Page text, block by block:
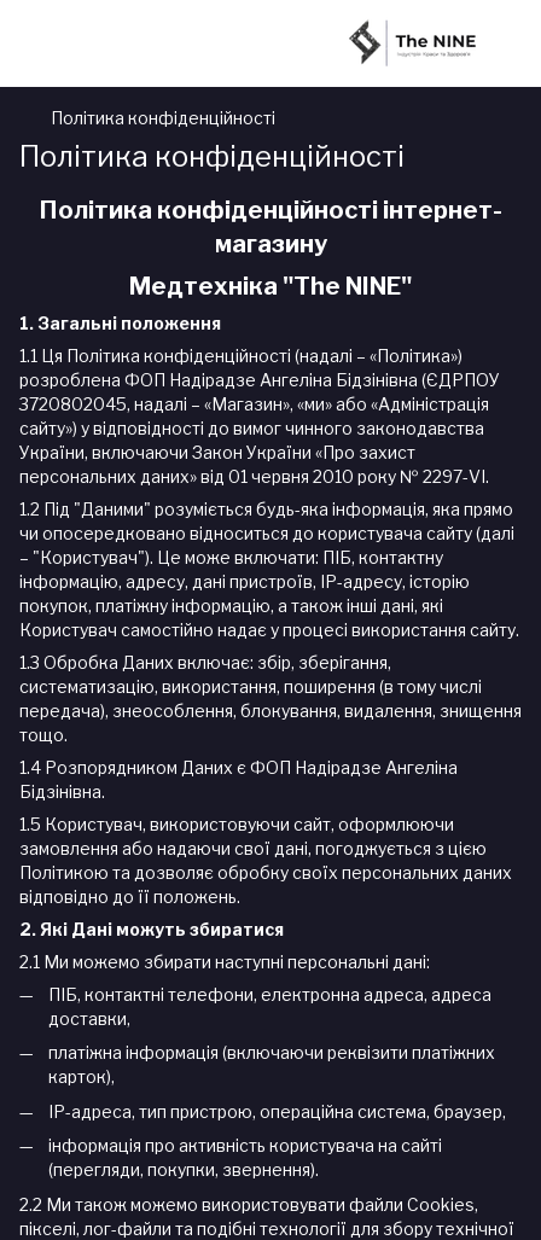
Політика конфіденційності
Політика конфіденційності
Політика конфіденційності інтернет-
магазину
Медтехніка "The NINE"
1. Загальні положення
1.1 Ця Політика конфіденційності (надалі – «Політика»)
розроблена ФОП Надірадзе Ангеліна Бідзінівна (ЄДРПОУ
3720802045, надалі – «Магазин», «ми» або «Адміністрація
сайту») у відповідності до вимог чинного законодавства
України, включаючи Закон України «Про захист
персональних даних» від 01 червня 2010 року № 2297-VI.
1.2 Під "Даними" розуміється будь-яка інформація, яка прямо
чи опосередковано відноситься до користувача сайту (далі
– "Користувач"). Це може включати: ПІБ, контактну
інформацію, адресу, дані пристроїв, IP-адресу, історію
покупок, платіжну інформацію, а також інші дані, які
Користувач самостійно надає у процесі використання сайту.
1.3 Обробка Даних включає: збір, зберігання,
систематизацію, використання, поширення (в тому числі
передача), знеособлення, блокування, видалення, знищення
тощо.
1.4 Розпорядником Даних є ФОП Надірадзе Ангеліна
Бідзінівна.
1.5 Користувач, використовуючи сайт, оформлюючи
замовлення або надаючи свої дані, погоджується з цією
Політикою та дозволяє обробку своїх персональних даних
відповідно до її положень.
2. Які Дані можуть збиратися
2.1 Ми можемо збирати наступні персональні дані:
ПІБ, контактні телефони, електронна адреса, адреса
доставки,
платіжна інформація (включаючи реквізити платіжних
карток),
IP-адреса, тип пристрою, операційна система, браузер,
інформація про активність користувача на сайті
(перегляди, покупки, звернення).
2.2 Ми також можемо використовувати файли Cookies,
пікселі, лог-файли та подібні технології для збору технічної